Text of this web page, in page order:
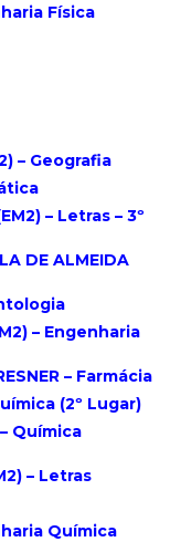
Física
– Geografia
– Letras – 3º
DE ALMEIDA
– Engenharia
– Farmácia
(2º Lugar)
– Química
– Letras
Química